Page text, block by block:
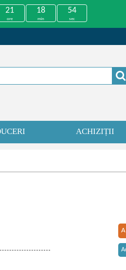
21
ore
18
min
54
sec
ACHIZIȚII